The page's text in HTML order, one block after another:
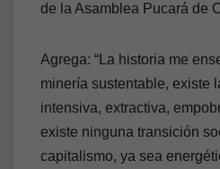
de la Asamblea Pucará de
Agrega: “La historia me
minería sustentable, existe
intensiva, extractiva,
existe ninguna transición
capitalismo, ya sea